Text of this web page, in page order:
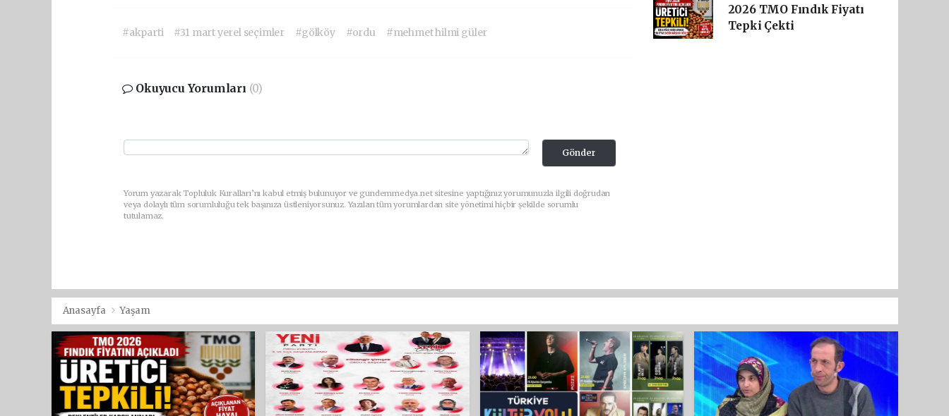
#akparti #31 mart yerel seçimler #gölköy #ordu #mehmet hilmi güler
Okuyucu Yorumları (0)
Gönder
Yorum yazarak Topluluk Kuralları’nı kabul etmiş bulunuyor ve gundemmedya.net sitesine yaptığınız yorumunuzla ilgili doğrudan
veya dolaylı tüm sorumluluğu tek başınıza üstleniyorsunuz. Yazılan tüm yorumlardan site yönetimi hiçbir şekilde sorumlu
tutulamaz.
2026 TMO Fındık Fiyatı
Tepki Çekti
Anasayfa Yaşam